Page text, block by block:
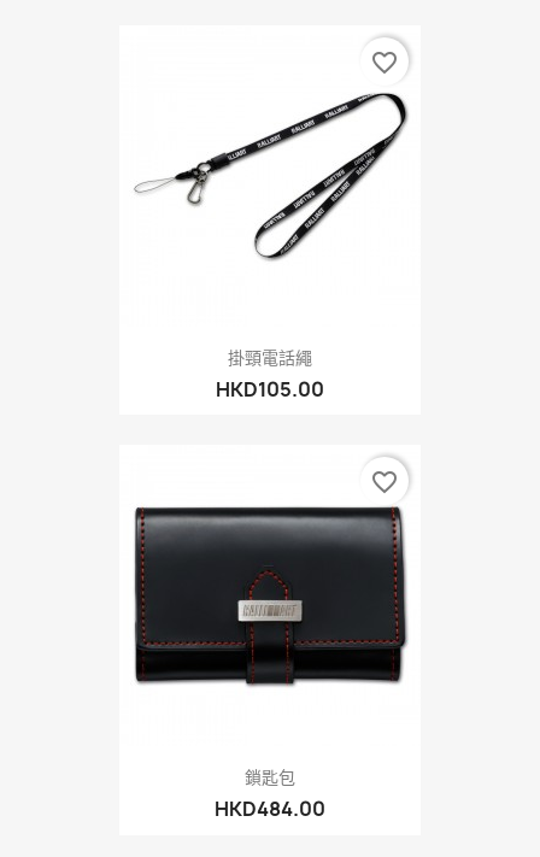
掛頸電話繩
HKD105.00
favorite_border
鎖匙包
HKD484.00
favorite_border